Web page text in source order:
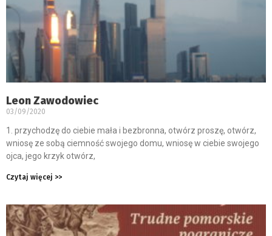
Leon Zawodowiec
03/09/2020
1. przychodzę do ciebie mała i bezbronna, otwórz proszę, otwórz,
wniosę ze sobą ciemność swojego domu, wniosę w ciebie swojego
ojca, jego krzyk otwórz,
Czytaj więcej >>